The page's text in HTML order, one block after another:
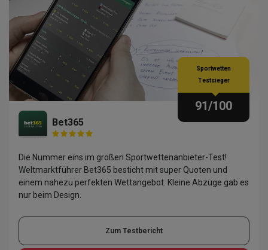
Bet365
Sportwetten
Testsieger
91/100
Die Nummer eins im großen Sportwettenanbieter-Test!
Weltmarktführer Bet365 besticht mit super Quoten und
einem nahezu perfekten Wettangebot. Kleine Abzüge gab es
nur beim Design.
Zum Testbericht